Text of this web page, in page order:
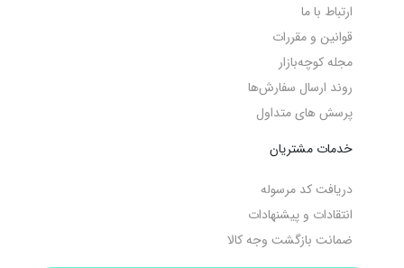
ارتباط با ما
قوانین و مقررات
مجله کوچه‌‌بازار
روند ارسال سفارش‌ها
پرسش های متداول
خدمات مشتریان
دریافت کد مرسوله
انتقادات و پیشنهادات
ضمانت بازگشت وجه کالا